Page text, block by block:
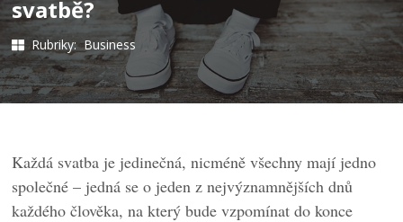
svatbě?
Rubriky: Business
Každá svatba je jedinečná, nicméně všechny mají jedno
společné – jedná se o jeden z nejvýznamnějších dnů
každého člověka, na který bude vzpomínat do konce